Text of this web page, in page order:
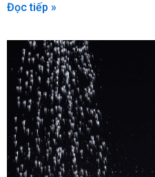
Đọc tiếp »